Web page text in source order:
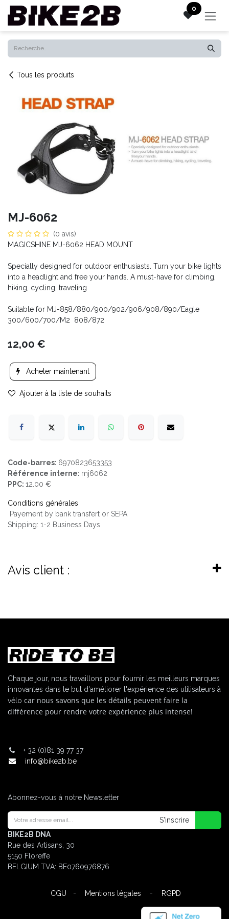
Se rendre au contenu 0
Tous les produits
MJ-6062
(0 avis)
MAGICSHINE MJ-6062 HEAD MOUNT
Specially designed for outdoor enthusiasts. Turn your bike lights
into a headlight and free your hands. A must-have for climbing,
hiking, cycling, traveling
Suitable for MJ-858/880/900/902/906/908/890/Eagle
300/600/700/M2 808/872
12,00 €
Acheter maintenant
Ajouter à la liste de souhaits
Code-barres: 6970823653353
Référence interne: mj6062
PPC: 12.00 €
Conditions générales
Payement by bank transfert or SEPA
Shipping: 1-2 Business Days
Avis client :
Chaque jour, nous travaillons pour fournir les meilleurs marques
innovantes dans le but d'améliorer l'expérience des utilisateurs à
vélo car nous savons que les détails peuvent faire la
différence pour rendre votre expérience plus intense!
+ 32 (0)81 39 77 37
info@bike2b.be
Abonnez-vous à notre Newsletter
S'inscrire
BIKE2B DNA
Rue des Artisans, 30
5150 Floreffe
BELGIUM TVA: BE0760976876
CGU - Mentions légales - RGPD